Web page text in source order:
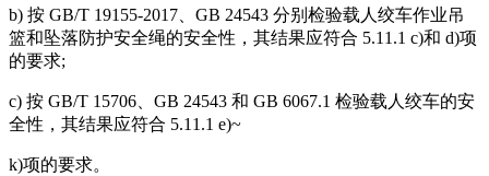
b) 按 GB/T 19155-2017、GB 24543 分别检验载人绞车作业吊
篮和坠落防护安全绳的安全性，其结果应符合 5.11.1 c)和 d)项
的要求;
c) 按 GB/T 15706、GB 24543 和 GB 6067.1 检验载人绞车的安
全性，其结果应符合 5.11.1 e)~
k)项的要求。